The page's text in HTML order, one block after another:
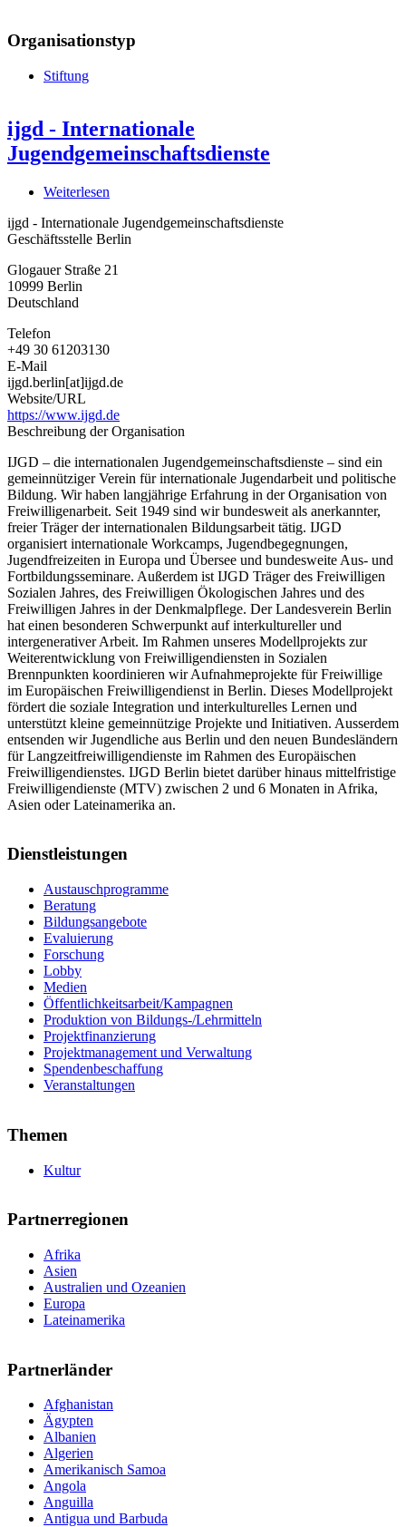
Organisationstyp
Stiftung
ijgd - Internationale
Jugendgemeinschaftsdienste
Weiterlesen
-
Internationale
ijgd - Internationale Jugendgemeinschaftsdienste
Geschäftsstelle Berlin
Glogauer Straße 21
10999 Berlin
Deutschland
Telefon
+49 30 61203130
E-Mail
ijgd.berlin[at]ijgd.de
Website/URL
https://www.ijgd.de
Beschreibung der Organisation
IJGD – die internationalen Jugendgemeinschaftsdienste – sind ein
gemeinnütziger Verein für internationale Jugendarbeit und politische
Bildung. Wir haben langjährige Erfahrung in der Organisation von
Freiwilligenarbeit. Seit 1949 sind wir bundesweit als anerkannter,
freier Träger der internationalen Bildungsarbeit tätig. IJGD
organisiert internationale Workcamps, Jugendbegegnungen,
Jugendfreizeiten in Europa und Übersee und bundesweite Aus- und
Fortbildungsseminare. Außerdem ist IJGD Träger des Freiwilligen
Sozialen Jahres, des Freiwilligen Ökologischen Jahres und des
Freiwilligen Jahres in der Denkmalpflege. Der Landesverein Berlin
hat einen besonderen Schwerpunkt auf interkultureller und
intergenerativer Arbeit. Im Rahmen unseres Modellprojekts zur
Weiterentwicklung von Freiwilligendiensten in Sozialen
Brennpunkten koordinieren wir Aufnahmeprojekte für Freiwillige
im Europäischen Freiwilligendienst in Berlin. Dieses Modellprojekt
fördert die soziale Integration und interkulturelles Lernen und
unterstützt kleine gemeinnützige Projekte und Initiativen. Ausserdem
entsenden wir Jugendliche aus Berlin und den neuen Bundesländern
für Langzeitfreiwilligendienste im Rahmen des Europäischen
Freiwilligendienstes. IJGD Berlin bietet darüber hinaus mittelfristige
Freiwilligendienste (MTV) zwischen 2 und 6 Monaten in Afrika,
Asien oder Lateinamerika an.
Dienstleistungen
Austauschprogramme
Beratung
Bildungsangebote
Evaluierung
Forschung
Lobby
Medien
Öffentlichkeitsarbeit/Kampagnen
Produktion von Bildungs-/Lehrmitteln
Projektfinanzierung
Projektmanagement und Verwaltung
Spendenbeschaffung
Veranstaltungen
Themen
Kultur
Partnerregionen
Afrika
Asien
Australien und Ozeanien
Europa
Lateinamerika
Partnerländer
Afghanistan
Ägypten
Albanien
Algerien
Amerikanisch Samoa
Angola
Anguilla
Antigua und Barbuda